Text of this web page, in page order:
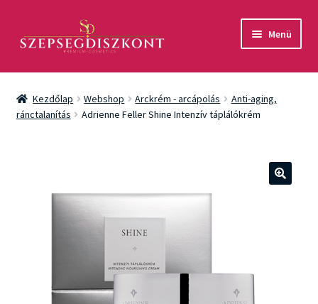
aa
Menü
Akció
Csomagok
Kezdőlap Webshop Arckrém - arcápolás
Anti-aging,
ránctalanítás
Adrienne Feller Shine Intenzív táplálókrém